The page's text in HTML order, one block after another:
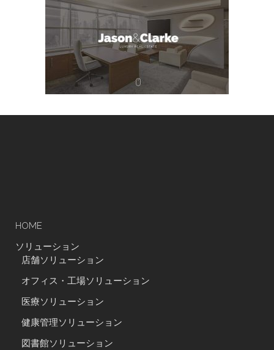
HOME
ソリューション
店舗ソリューション
オフィス・工場ソリューション
医療ソリューション
健康管理ソリューション
図書館ソリューション